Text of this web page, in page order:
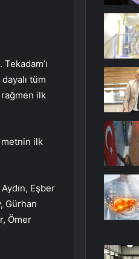
tüm
rağmen ilk
metnin ilk
Eşber
Gürhan
Ömer